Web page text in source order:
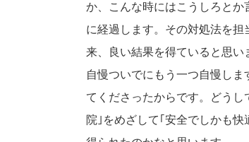
か、こんな時にはこうしろとか
に経過します。その対処法を
来、良い結果を得ていると思い
自慢ついでにもう一つ自慢し
てくださったからです。どう
院｣をめざして｢安全でしかも